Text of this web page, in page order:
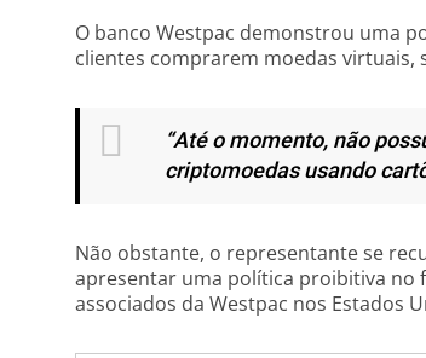
O banco Westpac demonstrou uma
clientes comprarem moedas virtuais,
“Até o momento, não
criptomoedas usando
Não obstante, o representante se
apresentar uma política proibitiva no
associados da Westpac nos Estados